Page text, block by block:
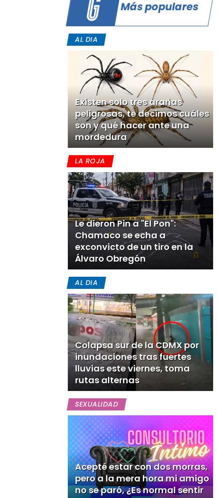
Más populares
AL DIA
Existen solo tres arañas
peligrosas, te decimos cuáles
son y qué hacer ante una
mordedura
LA ROJA
Le dieron Pin a "El Pon":
Chamaco se echa a
exconvicto de un tiro en la
Álvaro Obregón
AL DIA
Colapsa sur de la CDMX por
inundaciones tras fuertes
lluvias este viernes, toma
rutas alternas
SEXUALIDAD
Acepté estar con dos morras,
pero a la mera hora mi amigo
no se paró, ¿Es normal sentir